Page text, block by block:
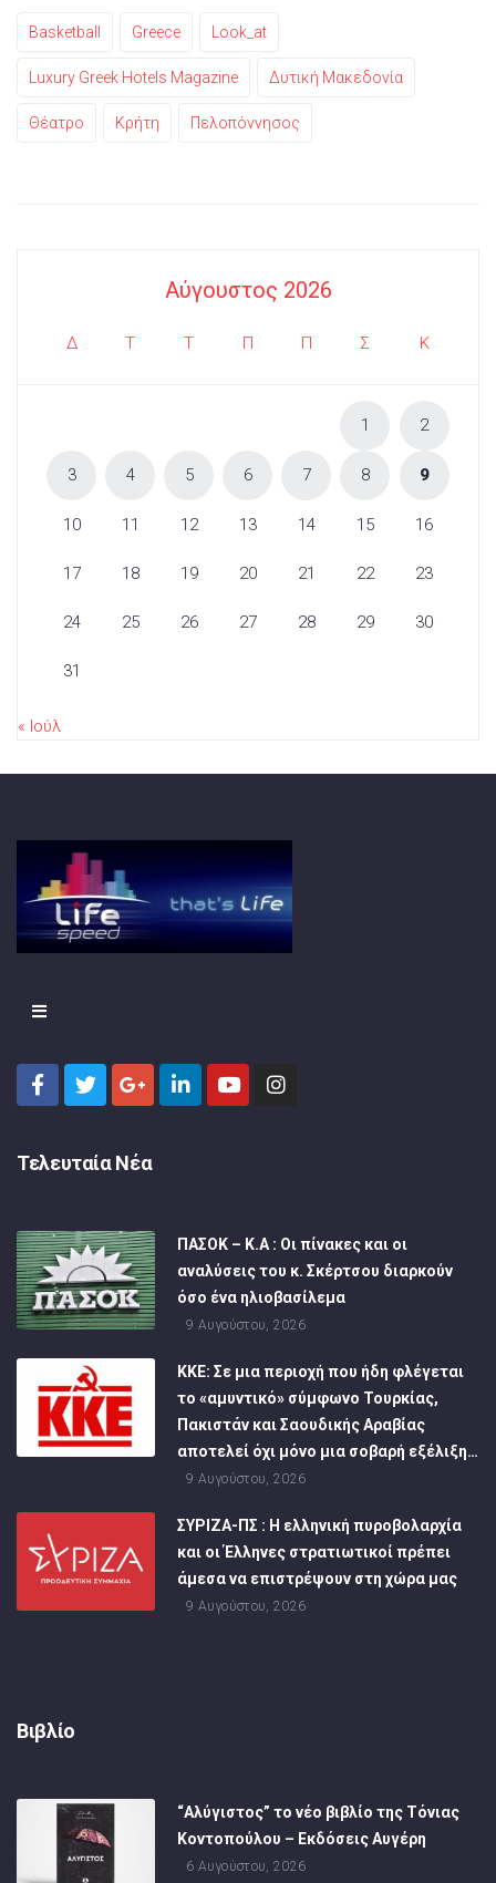
Basketball Greece Look_at
Luxury Greek Hotels Magazine Δυτική Μακεδονία
Θέατρο Κρήτη Πελοπόννησος
Αύγουστος 2026
Δ Τ Τ Π Π Σ Κ
1 2
3 4 5 6 7 8 9
10 11 12 13 14 15 16
17 18 19 20 21 22 23
24 25 26 27 28 29 30
31
« Ιούλ
Τελευταία Νέα
ΠΑΣΟΚ – Κ.Α : Οι πίνακες και οι
αναλύσεις του κ. Σκέρτσου διαρκούν
όσο ένα ηλιοβασίλεμα
9 Αυγούστου, 2026
ΚΚΕ: Σε μια περιοχή που ήδη φλέγεται
το «αμυντικό» σύμφωνο Τουρκίας,
Πακιστάν και Σαουδικής Αραβίας
αποτελεί όχι μόνο μια σοβαρή εξέλιξη…
9 Αυγούστου, 2026
ΣΥΡΙΖΑ-ΠΣ : Η ελληνική πυροβολαρχία
και οι Έλληνες στρατιωτικοί πρέπει
άμεσα να επιστρέψουν στη χώρα μας
9 Αυγούστου, 2026
Βιβλίο
“Αλύγιστος” το νέο βιβλίο της Τόνιας
Κοντοπούλου – Εκδόσεις Αυγέρη
6 Αυγούστου, 2026